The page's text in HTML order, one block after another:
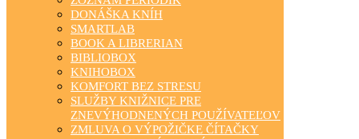
DONÁŠKA KNÍH
SMARTLAB
BOOK A LIBRERIAN
BIBLIOBOX
KNIHOBOX
KOMFORT BEZ STRESU
SLUŽBY KNIŽNICE PRE
ZNEVÝHODNENÝCH POUŽÍVATEĽOV
ZMLUVA O VÝPOŽIČKE ČÍTAČKY